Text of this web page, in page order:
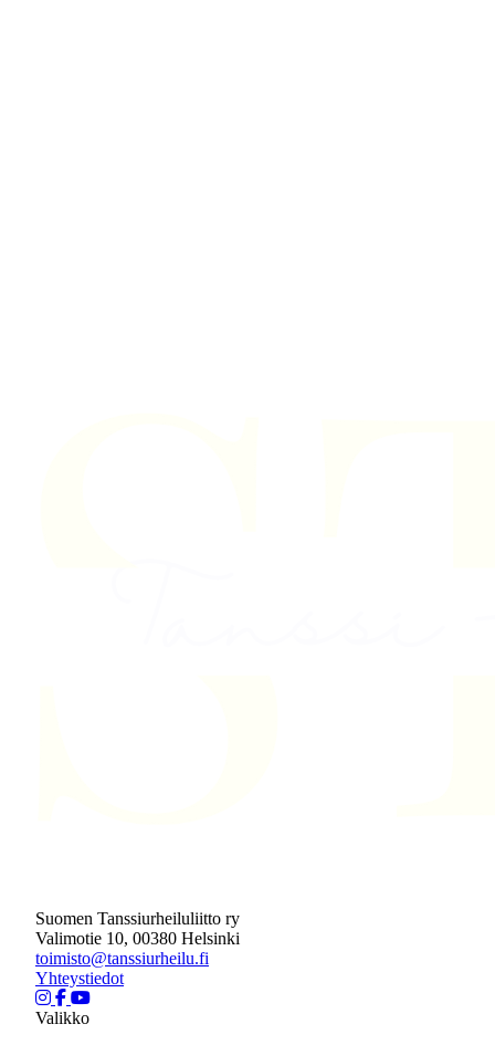
Suomen Tanssiurheiluliitto ry
Valimotie 10, 00380 Helsinki
toimisto@tanssiurheilu.fi
Yhteystiedot
Valikko